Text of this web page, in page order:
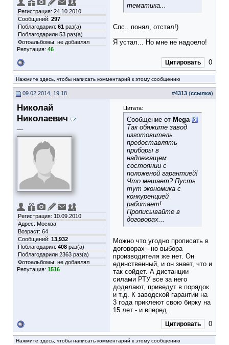
Регистрация: 24.10.2010
Сообщений: 297
Поблагодарил: 61 раз(а)
Поблагодарили 53 раз(а)
Фотоальбомы: не добавлял
Репутация: 46
тематика...
Спс.. понял, отстал!)
Я устал... Но мне не надоело!
Цитировать 0
Нажмите здесь, чтобы написать комментарий к этому сообщению
09.02.2014, 19:18 #4313 (ссылка)
Николай
Николаевич
Регистрация: 10.09.2010
Адрес: Москва
Возраст: 64
Сообщений: 13,932
Поблагодарил: 408 раз(а)
Поблагодарили 2363 раз(а)
Фотоальбомы: не добавлял
Репутация: 1516
Цитата:
Сообщение от Mega
Так обяжите завод
изготовитель
предоставлять
приборы в
надлежащем
состоянии с
положеной гарантией!
Что мешает? Пусть
тут экономика с
конкуренцией
работает!
Прописывайте в
договорах...
Можно что угодно прописать в
договорах - но выбора
производителя же нет. Он
единственный, и он знает, что и
так сойдет. А дистанции
силами РТУ все за него
доделают, приведут в порядок
и т.д. К заводской гарантии на
3 года приклеют свою бирку на
15 лет - и вперед.
Цитировать 0
Нажмите здесь, чтобы написать комментарий к этому сообщению